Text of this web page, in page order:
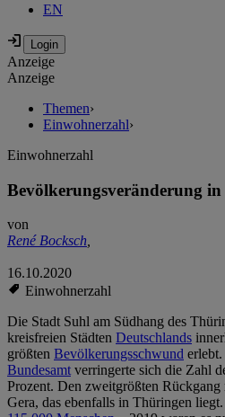
EN
Anzeige
Anzeige
Themen›
Einwohnerzahl›
Einwohnerzahl
Bevölkerungsveränderung in
von
René Bocksch,
16.10.2020
Einwohnerzahl
Die Stadt Suhl am Südhang des
kreisfreien Städten Deutschlands
größten Bevölkerungsschwund
Bundesamtverringerte sich die Zahl
Prozent. Den zweitgrößten
Gera, das ebenfalls in Thüringen